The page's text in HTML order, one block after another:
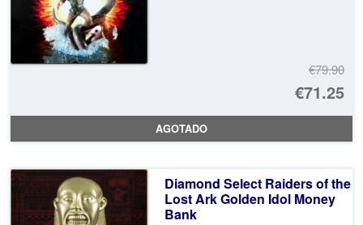
€79.90
El
€71.25
El
AGOTADO
Diamond Select Raiders of the
Lost Ark Golden Idol Money
Bank